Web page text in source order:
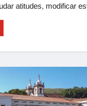
atitudes, modificar